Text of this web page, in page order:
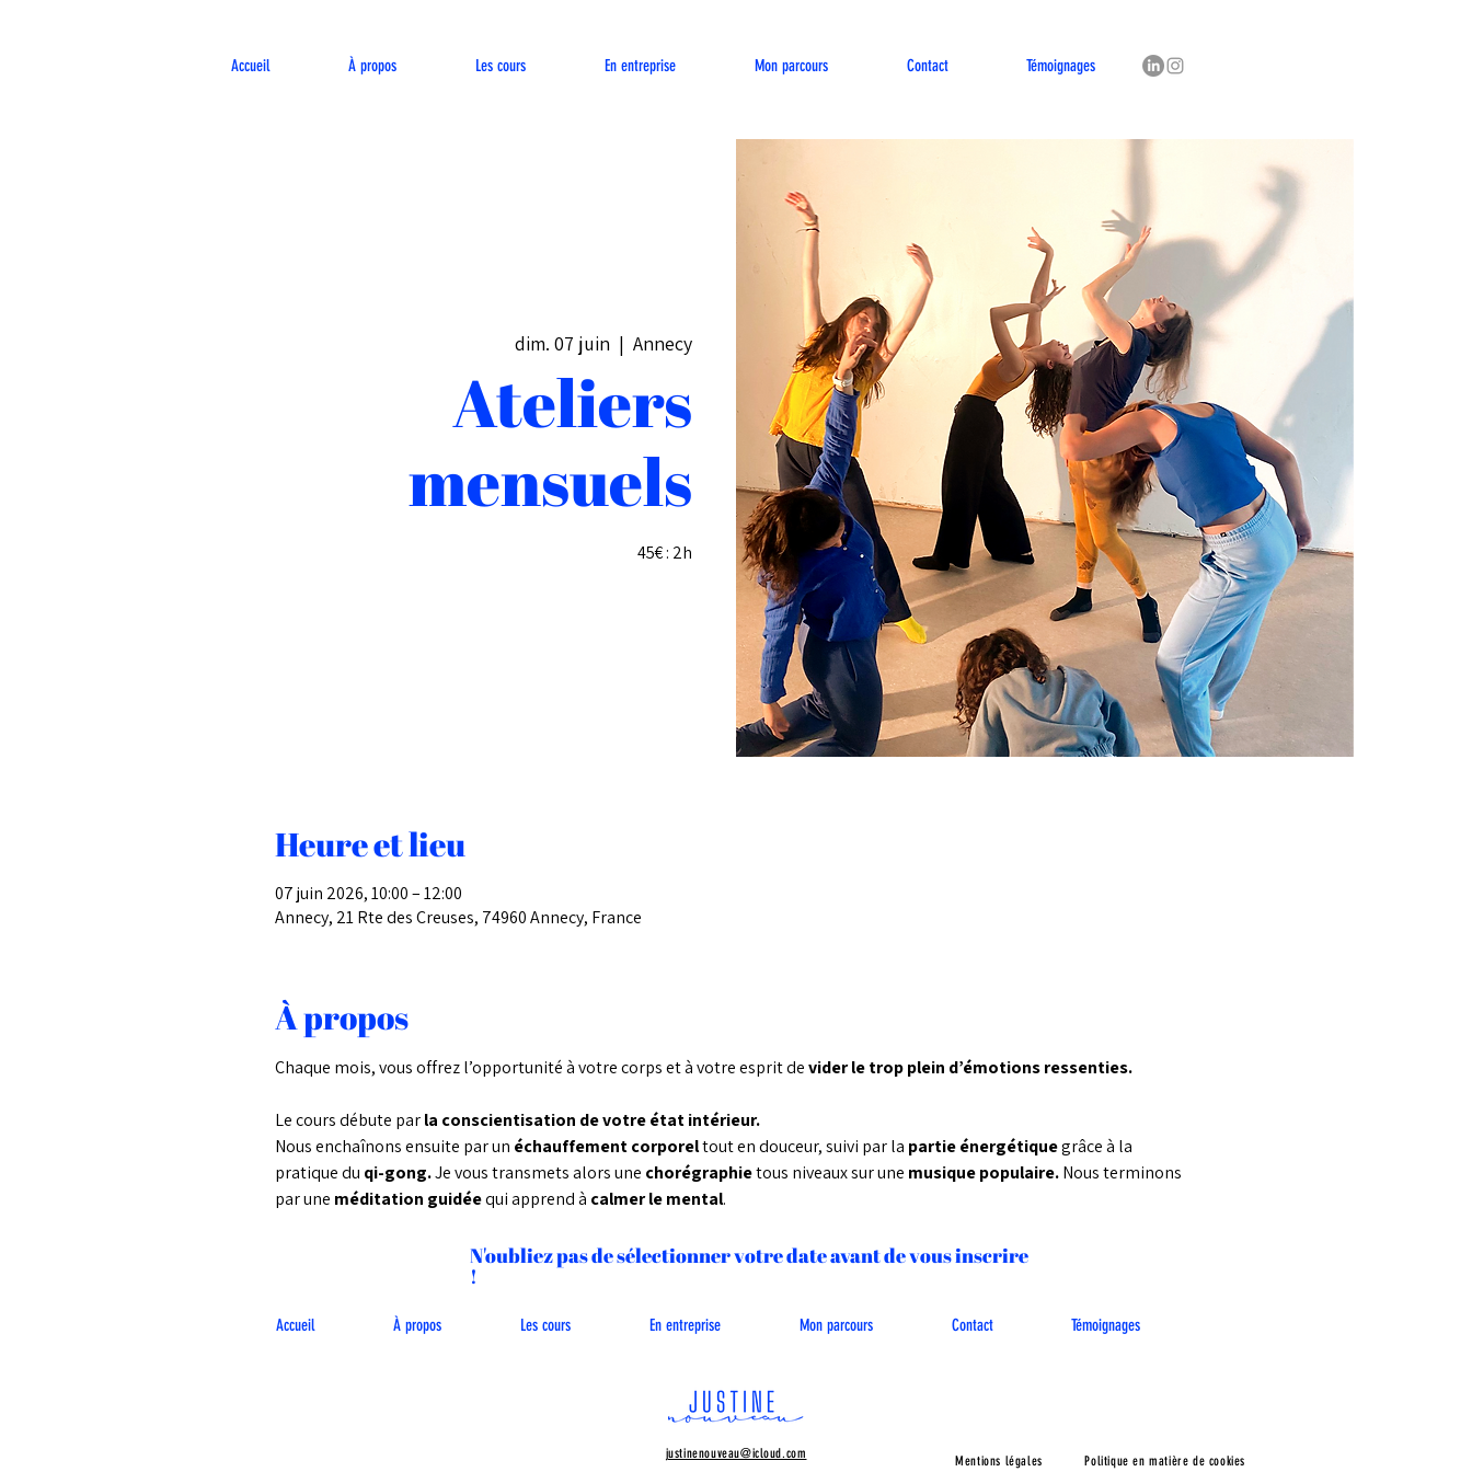
Accueil À propos Les cours En entreprise Mon parcours Contact Témoignages
dim. 07 juin
  |
Annecy
Ateliers
mensuels
45€ : 2h
Heure et lieu
07 juin 2026, 10:00 – 12:00
Annecy, 21 Rte des Creuses, 74960 Annecy, France
À propos
Chaque mois, vous offrez l’opportunité à votre corps et à votre esprit de vider le trop plein d’émotions ressenties.
Le cours débute par la conscientisation de votre état intérieur.
Nous enchaînons ensuite par un échauffement corporel tout en douceur, suivi par la partie énergétique grâce à la
pratique du qi-gong. Je vous transmets alors une chorégraphie tous niveaux sur une musique populaire. Nous terminons
par une méditation guidée qui apprend à calmer le mental.
N'oubliez pas de sélectionner votre date avant de vous inscrire
!
Accueil À propos Les cours En entreprise Mon parcours Contact Témoignages
justinenouveau@icloud.com Mentions légales Politique en matière de cookies